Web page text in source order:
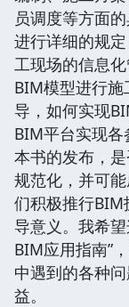
员调度等方面
进行详细的规
工现场的信息
BIM模型进行
导，如何实现
BIM平台实现
本书的发布，
规范化，并可
们积极推行BIM
导意义。我希
BIM应用指南”
中遇到的各种
益。